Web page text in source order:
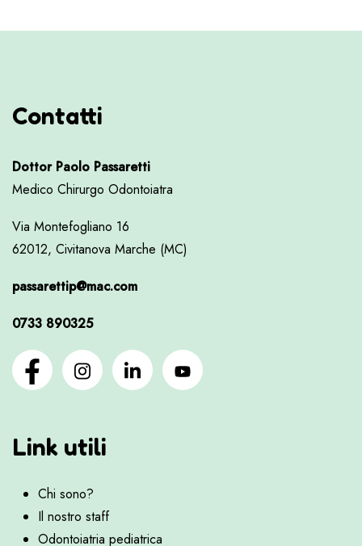
Contatti
Dottor Paolo Passaretti
Medico Chirurgo Odontoiatra
Via Montefogliano 16
62012, Civitanova Marche (MC)
passarettip@mac.com
0733 890325
Link utili
Chi sono?
Il nostro staff
Odontoiatria pediatrica